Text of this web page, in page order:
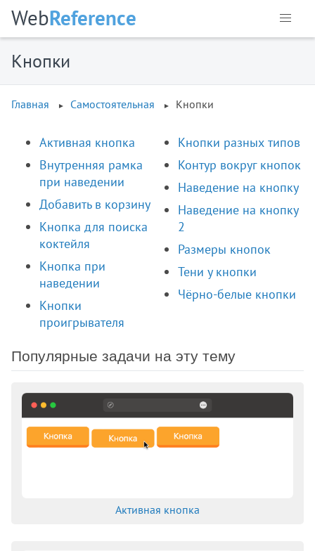
WebReference
Кнопки
Главная Самостоятельная Кнопки
Активная кнопка
Внутренняя рамка
при наведении
Добавить в корзину
Кнопка для поиска
коктейля
Кнопка при
наведении
Кнопки
проигрывателя
Кнопки разных типов
Контур вокруг кнопок
Наведение на кнопку
Наведение на кнопку
2
Размеры кнопок
Тени у кнопки
Чёрно-белые кнопки
Популярные задачи на эту тему
Активная кнопка